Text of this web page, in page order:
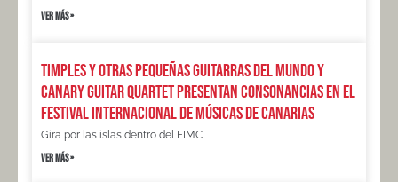
VER MÁS »
Timples y Otras Pequeñas Guitarras del Mundo y
Canary Guitar Quartet presentan Consonancias en el
Festival Internacional de Músicas de Canarias
Gira por las islas dentro del FIMC
VER MÁS »